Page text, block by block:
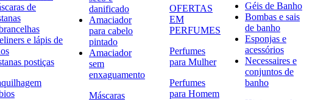
de
e lápis de
postiças
danificado
Amaciador
para cabelo
pintado
Amaciador
sem
enxaguamento
Máscaras
OFERTAS
EM
PERFUMES
Perfumes
para Mulher
Perfumes
para Homem
Géis de Banho
Bombas e sais
de banho
Esponjas e
acessórios
Necessaires e
conjuntos de
banho